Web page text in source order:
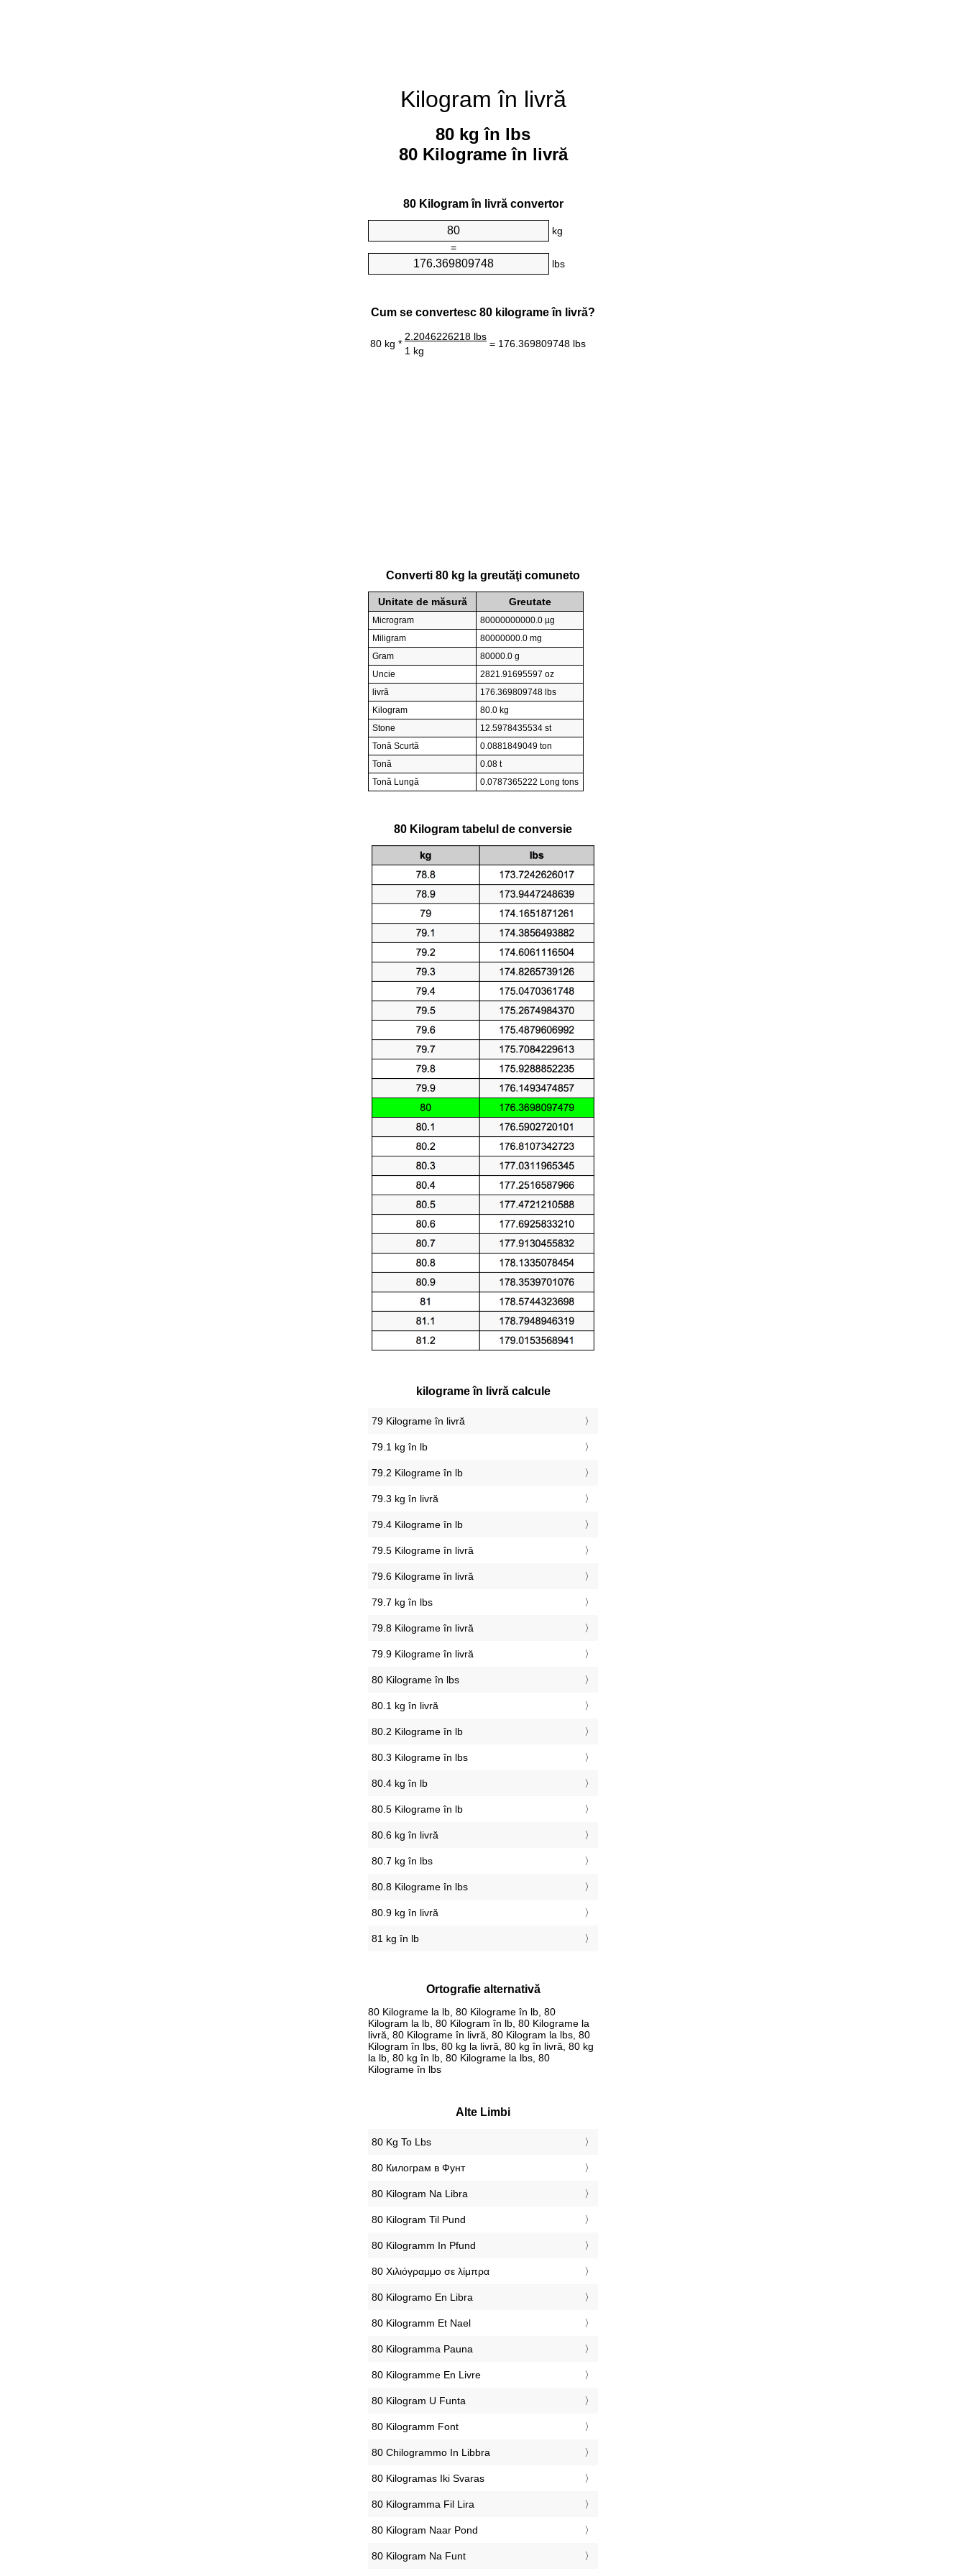
Kilogram în livră
80 kg în lbs
80 Kilograme în livră
80 Kilogram în livră convertor
kg
=
lbs
Cum se convertesc 80 kilograme în livră?
80 kg *
2.2046226218 lbs
= 176.369809748 lbs
1 kg
Converti 80 kg la greutăţi comuneto
Unitate de măsură Greutate
Microgram
80000000000.0 µg
Miligram
80000000.0 mg
Gram
80000.0 g
Uncie
2821.91695597 oz
livră
176.369809748 lbs
Kilogram
80.0 kg
Stone
12.5978435534 st
Tonă Scurtă
0.0881849049 ton
Tonă
0.08 t
Tonă Lungă
0.0787365222 Long tons
80 Kilogram tabelul de conversie
kilograme în livră calcule
79 Kilograme în livră
79.1 kg în lb
79.2 Kilograme în lb
79.3 kg în livră
79.4 Kilograme în lb
79.5 Kilograme în livră
79.6 Kilograme în livră
79.7 kg în lbs
79.8 Kilograme în livră
79.9 Kilograme în livră
80 Kilograme în lbs
80.1 kg în livră
80.2 Kilograme în lb
80.3 Kilograme în lbs
80.4 kg în lb
80.5 Kilograme în lb
80.6 kg în livră
80.7 kg în lbs
80.8 Kilograme în lbs
80.9 kg în livră
81 kg în lb
Ortografie alternativă
80 Kilograme la lb, 80 Kilograme în lb, 80
Kilogram la lb, 80 Kilogram în lb, 80 Kilograme la
livră, 80 Kilograme în livră, 80 Kilogram la lbs, 80
Kilogram în lbs, 80 kg la livră, 80 kg în livră, 80 kg
la lb, 80 kg în lb, 80 Kilograme la lbs, 80
Kilograme în lbs
Alte Limbi
‎80 Kg To Lbs
‎80 Килограм в Фунт
‎80 Kilogram Na Libra
‎80 Kilogram Til Pund
‎80 Kilogramm In Pfund
‎80 Χιλιόγραμμο σε λίμπρα
‎80 Kilogramo En Libra
‎80 Kilogramm Et Nael
‎80 Kilogramma Pauna
‎80 Kilogramme En Livre
‎80 Kilogram U Funta
‎80 Kilogramm Font
‎80 Chilogrammo In Libbra
‎80 Kilogramas Iki Svaras
‎80 Kilogramma Fil Lira
‎80 Kilogram Naar Pond
‎80 Kilogram Na Funt